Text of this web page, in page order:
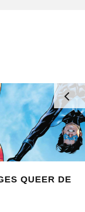
: LES GRANDES